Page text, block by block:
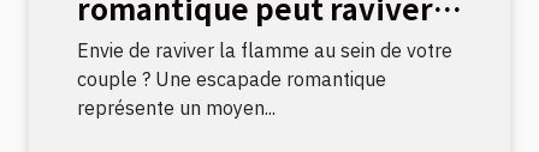
la flamme amoureuse ?
Envie de raviver la flamme au sein de votre
couple ? Une escapade romantique
représente un moyen...